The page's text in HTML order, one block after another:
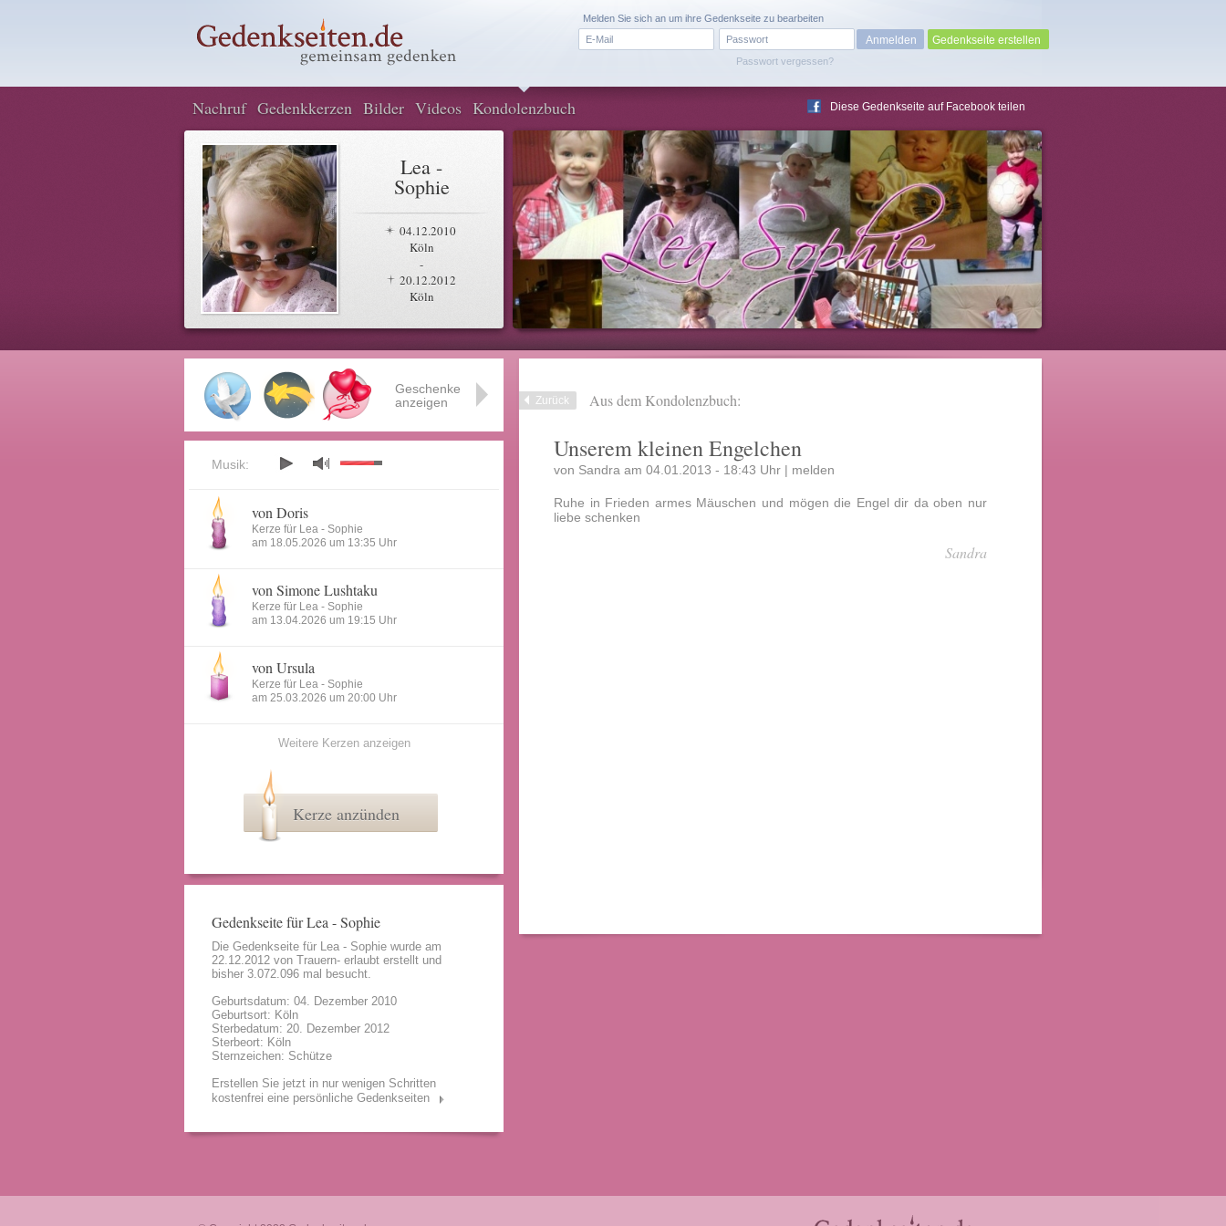
Passwort vergessen?
Melden Sie sich an um ihre Gedenkseite zu bearbeiten
Gedenkseite erstellen
Nachruf Gedenkkerzen Bilder Videos Kondolenzbuch Diese Gedenkseite auf Facebook teilen
Lea -
Sophie
04.12.2010
Köln
-
20.12.2012
Köln
Zurück Aus dem Kondolenzbuch:
Unserem kleinen Engelchen
von Sandra am 04.01.2013 - 18:43 Uhr | melden
Ruhe in Frieden armes Mäuschen und mögen die Engel dir da oben nur
liebe schenken
Sandra
Geschenke
anzeigen
Musik:
von Doris
Kerze für Lea - Sophie
am 18.05.2026 um 13:35 Uhr
von Simone Lushtaku
Kerze für Lea - Sophie
am 13.04.2026 um 19:15 Uhr
von Ursula
Kerze für Lea - Sophie
am 25.03.2026 um 20:00 Uhr
Weitere Kerzen anzeigen
Kerze anzünden
Gedenkseite für Lea - Sophie
Die Gedenkseite für Lea - Sophie wurde am
22.12.2012 von Trauern- erlaubt erstellt und
bisher 3.072.096 mal besucht.
Geburtsdatum: 04. Dezember 2010
Geburtsort: Köln
Sterbedatum: 20. Dezember 2012
Sterbeort: Köln
Sternzeichen: Schütze
Erstellen Sie jetzt in nur wenigen Schritten
kostenfrei eine persönliche Gedenkseiten